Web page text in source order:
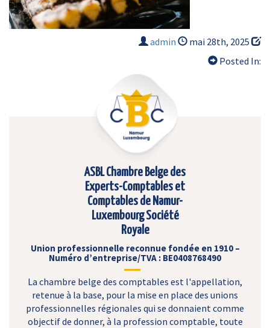
admin
mai 28th, 2025
Posted In:
ASBL Chambre Belge des
Experts-Comptables et
Comptables de Namur-
Luxembourg Société
Royale
Union professionnelle reconnue fondée en 1910 –
Numéro d’entreprise/TVA : BE0408768490
La chambre belge des comptables est l'appellation,
retenue à la base, pour la mise en place des unions
professionnelles régionales qui se donnaient comme
objectif de donner, à la profession comptable, toute